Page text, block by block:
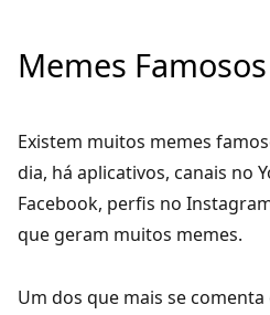
Memes Famosos
Existem muitos memes
dia, há aplicativos, canais no
Facebook, perfis no
que geram muitos memes.
Um dos que mais se